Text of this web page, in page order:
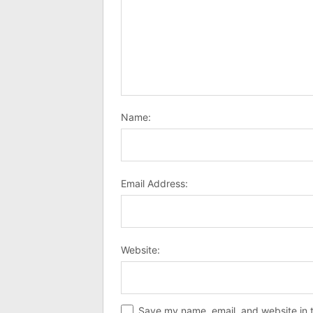
Name:
Email Address:
Website:
Save my name, email, and website